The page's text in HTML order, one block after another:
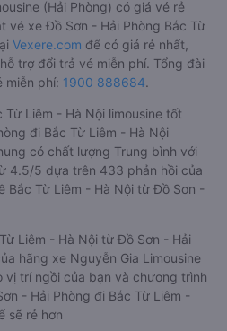
(Hải Phòng) có giá vé rẻ
vé xe Đồ Sơn - Hải Phòng Bắc Từ
Vexere.com để có giá rẻ nhất,
trợ đổi trả vé miễn phí. Tổng đài
miễn phí: 1900 888684.
Từ Liêm - Hà Nội limousine tốt
đi Bắc Từ Liêm - Hà Nội
có chất lượng Trung bình với
4.5/5 dựa trên 433 phản hồi của
Bắc Từ Liêm - Hà Nội từ Đồ Sơn -
Liêm - Hà Nội từ Đồ Sơn - Hải
hãng xe Nguyễn Gia Limousine
vị trí ngồi của bạn và chương trình
- Hải Phòng đi Bắc Từ Liêm -
sẽ rẻ hơn